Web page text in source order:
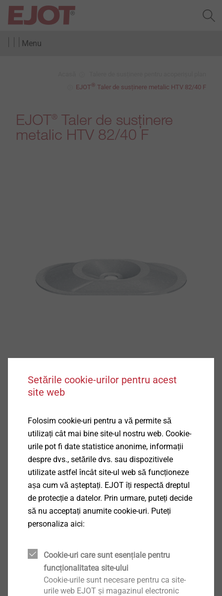
Menu
EJOT® Taler de susținere metalic HTV 82/40 F
EJOT® Taler de susținere
metalic HTV 82/40 F
Specificații
Aplicații
Pentru a fixa membrane de acoperiș pe
substructuri din lemn, materiale pe bază de lemn,
beton și BCA
Pentru substrat solid
Oțel placat cu alu-zinc
Observație
Compatibil cu șuruburi EJOT Dabo / cu șuruburi
de beton și BCA
Setările cookie-urilor pentru acest
site web
Folosim cookie-uri pentru a vă permite să
utilizați cât mai bine site-ul nostru web. Cookie-
urile pot fi date statistice anonime, informații
despre dvs., setările dvs. sau dispozitivele
utilizate astfel încât site-ul web să funcționeze
așa cum vă așteptați. EJOT îți respectă dreptul
de protecție a datelor. Prin urmare, puteți decide
să nu acceptați anumite cookie-uri. Puteți
personaliza aici:
Cookie-uri care sunt esențiale pentru
funcționalitatea site-ului
Cookie-urile sunt necesare pentru ca site-
urile web EJOT și magazinul electronic